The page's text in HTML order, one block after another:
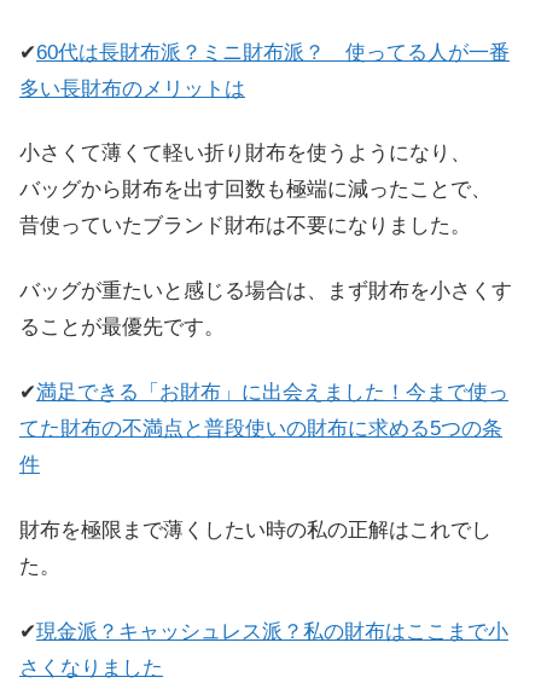
✔60代は長財布派？ミニ財布派？ 使ってる人が一番
多い長財布のメリットは
小さくて薄くて軽い折り財布を使うようになり、
バッグから財布を出す回数も極端に減ったことで、
昔使っていたブランド財布は不要になりました。
バッグが重たいと感じる場合は、まず財布を小さくす
ることが最優先です。
✔満足できる「お財布」に出会えました！今まで使っ
てた財布の不満点と普段使いの財布に求める5つの条
件
財布を極限まで薄くしたい時の私の正解はこれでし
た。
✔現金派？キャッシュレス派？私の財布はここまで小
さくなりました